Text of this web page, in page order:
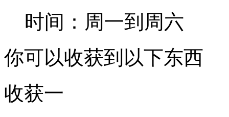
时间：周一到周六
你可以收获到以下东西
收获一